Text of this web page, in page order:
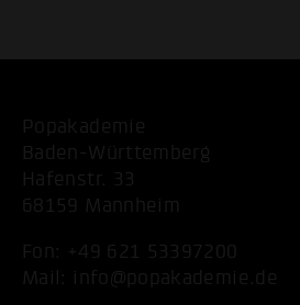
Popakademie
Baden-Württemberg
Hafenstr. 33
68159 Mannheim
Fon: +49 621 53397200
Mail: info@popakademie.de